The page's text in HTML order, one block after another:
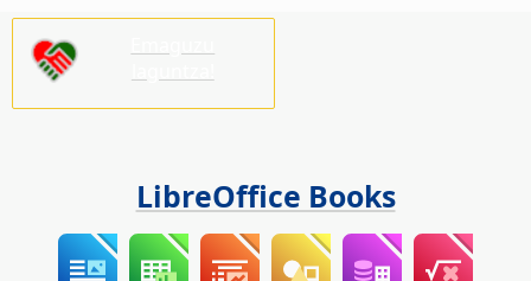
LibreOffice Books